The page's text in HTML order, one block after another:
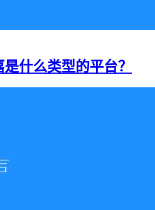
什么类型的平台？